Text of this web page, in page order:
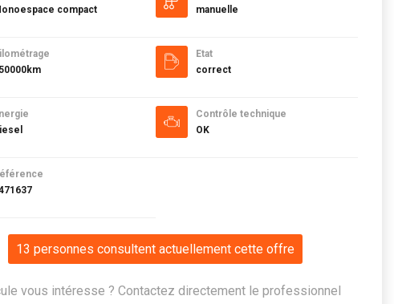
compact
manuelle
Etat
correct
Contrôle technique
OK
13 personnes consultent actuellement cette offre
vous intéresse ? Contactez directement le professionnel